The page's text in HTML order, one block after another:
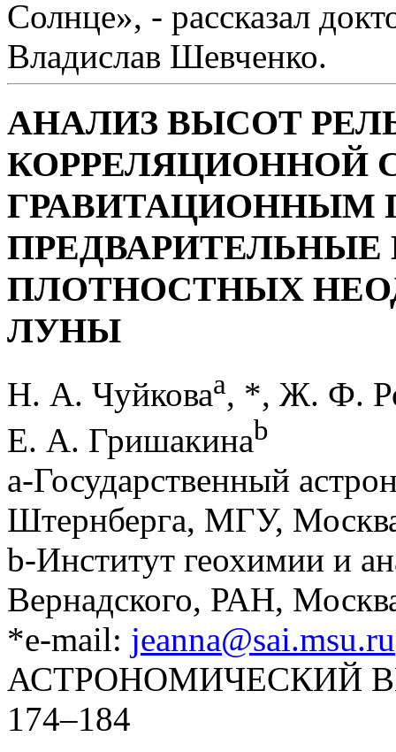
Солнце», - рассказал
Владислав Шевченко.
АНАЛИЗ ВЫСОТ
КОРРЕЛЯЦИОННОЙ
ГРАВИТАЦИОННЫМ
ПЛОТНОСТНЫХ
ЛУНЫ
Н. А. Чуйковаa, *, Ж. Ф.
Е. А. Гришакинаb
a-Государственный
Штернберга, МГУ,
b-Институт геохимии и
Вернадского, РАН,
*e-mail: jeanna@sai.msu.ru
АСТРОНОМИЧЕСКИЙ
174–184